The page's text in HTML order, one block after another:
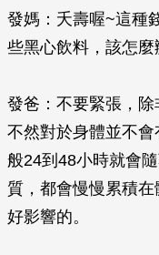
發媽：夭壽喔~這種
些黑心飲料，該怎麼
發爸：不要緊張，
不然對於身體並不
般24到48小時就會
質，都會慢慢累積
好影響的。